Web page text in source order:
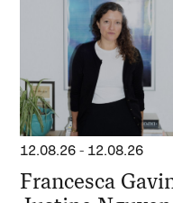
12.08.26 - 12.08.26
Francesca